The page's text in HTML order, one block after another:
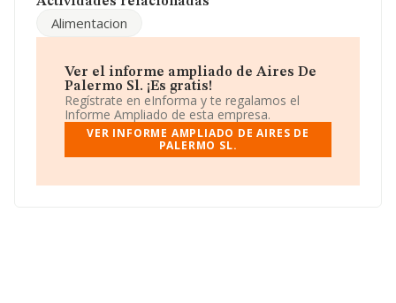
La empresa españolaAires de Palermo S.L,
(46018), en el municipio de Valencia, Comunidad
Valenciana.
Con los datos a disposición de INFORMA sobre 66.566
empresas pertenecientes al sector, en el ámbito
nacional la facturación alcanza la cifra de 5.524 millones
de euros y la media de facturación de ventas entre
a la información relativa a la provincia de Valencia, en la
Alimentacion
Ver el informe ampliado de Aires De
Palermo Sl. ¡Es gratis!
Regístrate en eInforma y te regalamos el
Informe Ampliado de esta empresa.
VER INFORME AMPLIADO DE AIRES DE
PALERMO SL.